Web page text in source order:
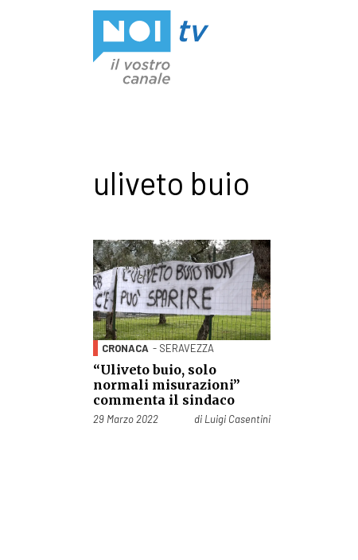
uliveto buio
CRONACA - SERAVEZZA
“Uliveto buio, solo
normali misurazioni”
commenta il sindaco
Pubblicato il
29 Marzo 2022 di Luigi Casentini